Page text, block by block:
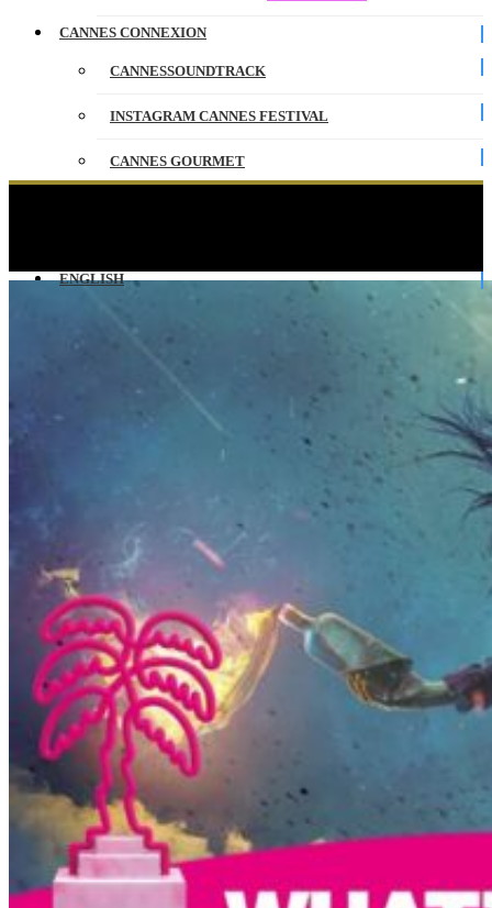
CANNES CONNEXION
CANNESSOUNDTRACK
INSTAGRAM CANNES FESTIVAL
CANNES GOURMET
ENGLISH